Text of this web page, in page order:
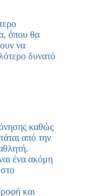
όπου θα
να
δυνατό
καθώς
από την
ένα ακόμη
και